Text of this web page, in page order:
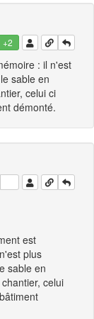
+2
: il n'est
sable en
celui ci
démonté.
est
plus
sable en
celui